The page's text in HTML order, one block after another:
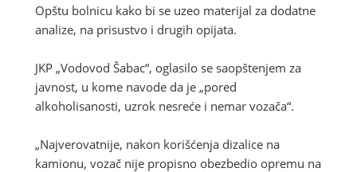
Opštu bolnicu kako bi se uzeo materijal za dodatne
analize, na prisustvo i drugih opijata.
JKP „Vodovod Šabac“, oglasilo se saopštenjem za
javnost, u kome navode da je „pored
alkoholisanosti, uzrok nesreće i nemar vozača“.
„Najverovatnije, nakon korišćenja dizalice na
kamionu, vozač nije propisno obezbedio opremu na